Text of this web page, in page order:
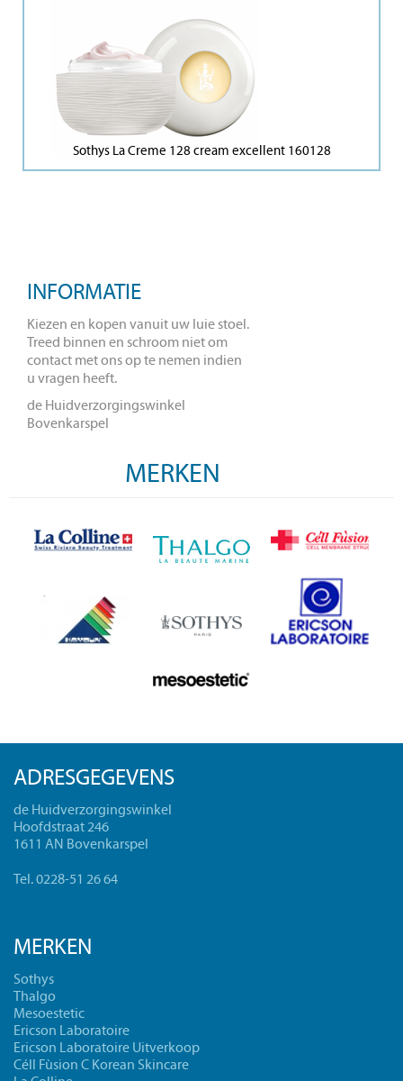
Sothys La Creme 128 cream excellent 160128
INFORMATIE
Kiezen en kopen vanuit uw luie stoel.
Treed binnen en schroom niet om
contact met ons op te nemen indien
u vragen heeft.
de Huidverzorgingswinkel
Bovenkarspel
MERKEN
ADRESGEGEVENS
de Huidverzorgingswinkel
Hoofdstraat 246
1611 AN Bovenkarspel
Tel. 0228-51 26 64
MERKEN
Sothys
Thalgo
Mesoestetic
Ericson Laboratoire
Ericson Laboratoire Uitverkoop
Céll Fùsion C Korean Skincare